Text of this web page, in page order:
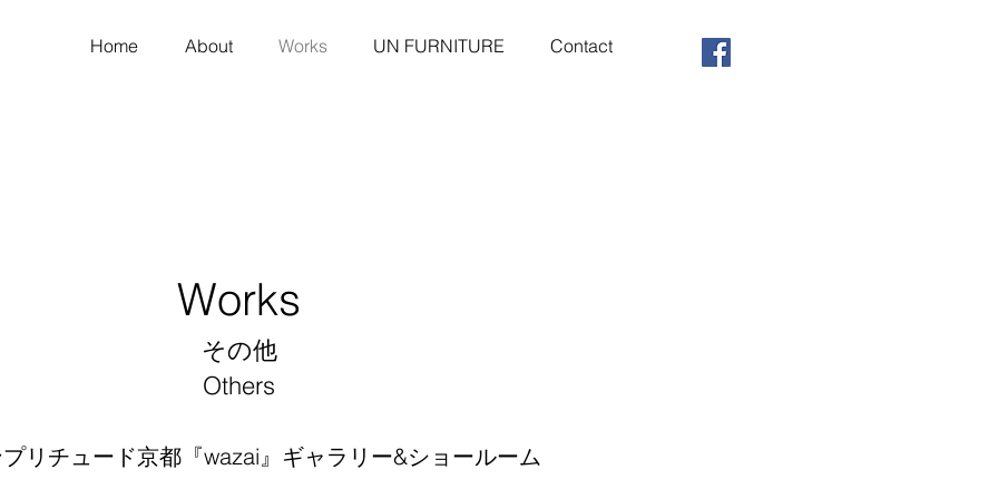
Home About Works UN FURNITURE Contact
​Works
​その他
​Others
リチュード京都『wazai』ギャラリー&ショールーム